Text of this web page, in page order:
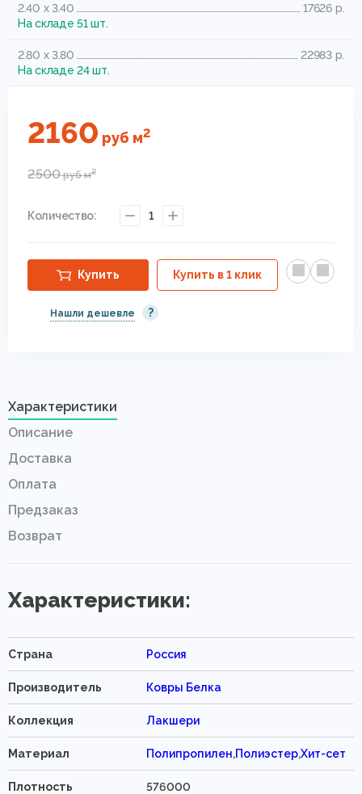
2.40 x 3.40
17626 р.
На складе 51 шт.
2.80 x 3.80
22983 р.
На складе 24 шт.
2160 руб м2
2500рубм2
Количество: 1
Купить Купить в 1 клик
Нашли дешевле ?
Характеристики
Описание
Доставка
Оплата
Предзаказ
Возврат
Характеристики:
Страна Россия
Производитель Ковры Белка
Коллекция Лакшери
Материал Полипропилен,Полиэстер,Хит-сет
Плотность 576000